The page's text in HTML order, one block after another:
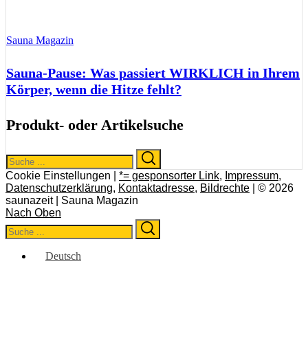
Sauna Magazin
Sauna-Pause: Was passiert WIRKLICH in Ihrem
Körper, wenn die Hitze fehlt?
Produkt- oder Artikelsuche
Search
for:
Cookie Einstellungen | *= gesponsorter Link, Impressum,
Datenschutzerklärung, Kontaktadresse, Bildrechte | © 2026
saunazeit | Sauna Magazin
Nach Oben
Search
for:
Deutsch